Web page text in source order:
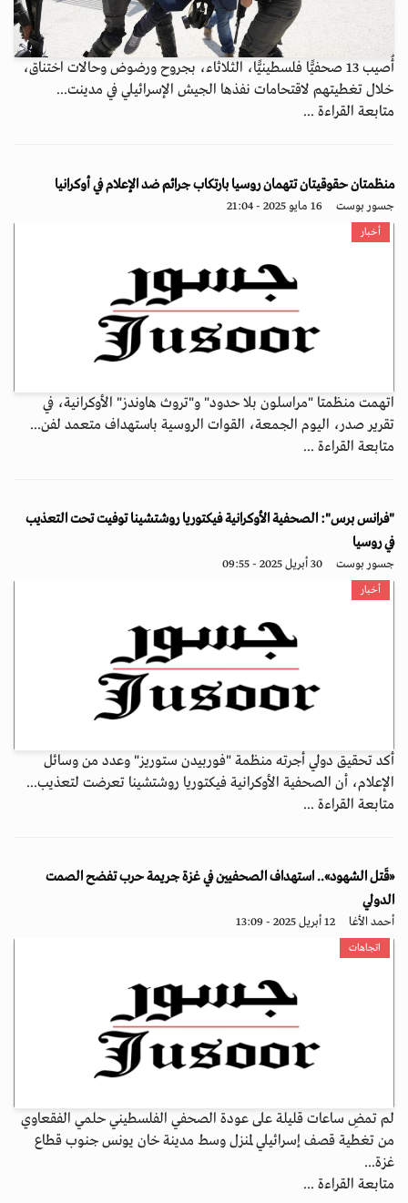
أُصيب 13 صحفيًّا فلسطينيًّا، الثلاثاء، بجروح ورضوض وحالات اختناق،
خلال تغطيتهم لاقتحامات نفذها الجيش الإسرائيلي في مدينت...
متابعة القراءة ...
منظمتان حقوقيتان تتهمان روسيا بارتكاب جرائم ضد الإعلام في أوكرانيا
جسور بوست 16 مايو 2025 - 21:04
أخبار
اتهمت منظمتا "مراسلون بلا حدود" و"تروث هاوندز" الأوكرانية، في
تقرير صدر، اليوم الجمعة، القوات الروسية باستهداف متعمد لفن...
متابعة القراءة ...
"فرانس برس": الصحفية الأوكرانية فيكتوريا روشتشينا توفيت تحت التعذيب
في روسيا
جسور بوست 30 أبريل 2025 - 09:55
أخبار
أكد تحقيق دولي أجرته منظمة "فوربيدن ستوريز" وعدد من وسائل
الإعلام، أن الصحفية الأوكرانية فيكتوريا روشتشينا تعرضت لتعذيب...
متابعة القراءة ...
«قَتل الشهود».. استهداف الصحفيين في غزة جريمة حرب تفضح الصمت
الدولي
أحمد الأغا 12 أبريل 2025 - 13:09
اتجاهات
لم تمضِ ساعات قليلة على عودة الصحفي الفلسطيني حلمي الفقعاوي
من تغطية قصف إسرائيلي لمنزل وسط مدينة خان يونس جنوب قطاع
غزة...
متابعة القراءة ...